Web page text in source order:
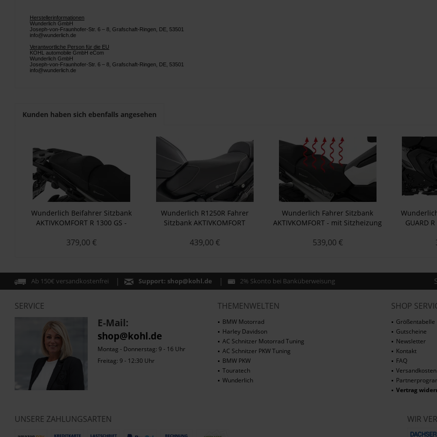
Herstellerinformationen
Wunderlich GmbH
Joseph-von-Fraunhofer-Str. 6 – 8, Grafschaft-Ringen, DE, 53501
info@wunderlich.de
Verantwortliche Person für die EU
KOHL automobile GmbH eCom
Wunderlich GmbH
Joseph-von-Fraunhofer-Str. 6 – 8, Grafschaft-Ringen, DE, 53501
info@wunderlich.de
Kunden haben sich ebenfalls angesehen
Wunderlich Beifahrer Sitzbank
AKTIVKOMFORT R 1300 GS -
379,00 €
Wunderlich R1250R Fahrer
Sitzbank AKTIVKOMFORT
439,00 €
Wunderlich Fahrer Sitzbank
AKTIVKOMFORT - mit Sitzheizung
Schwarz
539,00 €
GUARD
Ab 150€ versandkostenfrei Support: shop@kohl.de 2% Skonto bei Banküberweisung
SERVICE
E-Mail:
shop@kohl.de
Montag - Donnerstag: 9 - 16 Uhr
Freitag: 9 - 12:30 Uhr
THEMENWELTEN
BMW Motorrad
Harley Davidson
AC Schnitzer Motorrad Tuning
AC Schnitzer PKW Tuning
BMW PKW
Touratech
Wunderlich
SHOP
Größentabelle
Gutscheine
Newsletter
Kontakt
FAQ
Versandkosten
Vertrag
UNSERE ZAHLUNGSARTEN WIR